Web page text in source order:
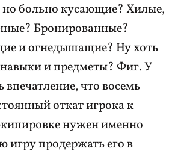
больно кусающие? Хилые,
Бронированные?
и огнедышащие? Ну хоть
и предметы? Фиг. У
что восемь
откат игрока к
нужен именно
игру продержать его в